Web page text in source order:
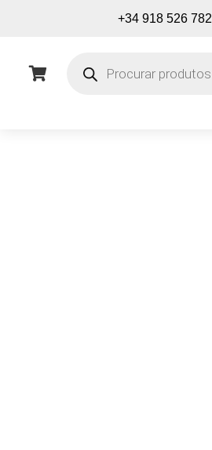
+34 918 526 782

produtos